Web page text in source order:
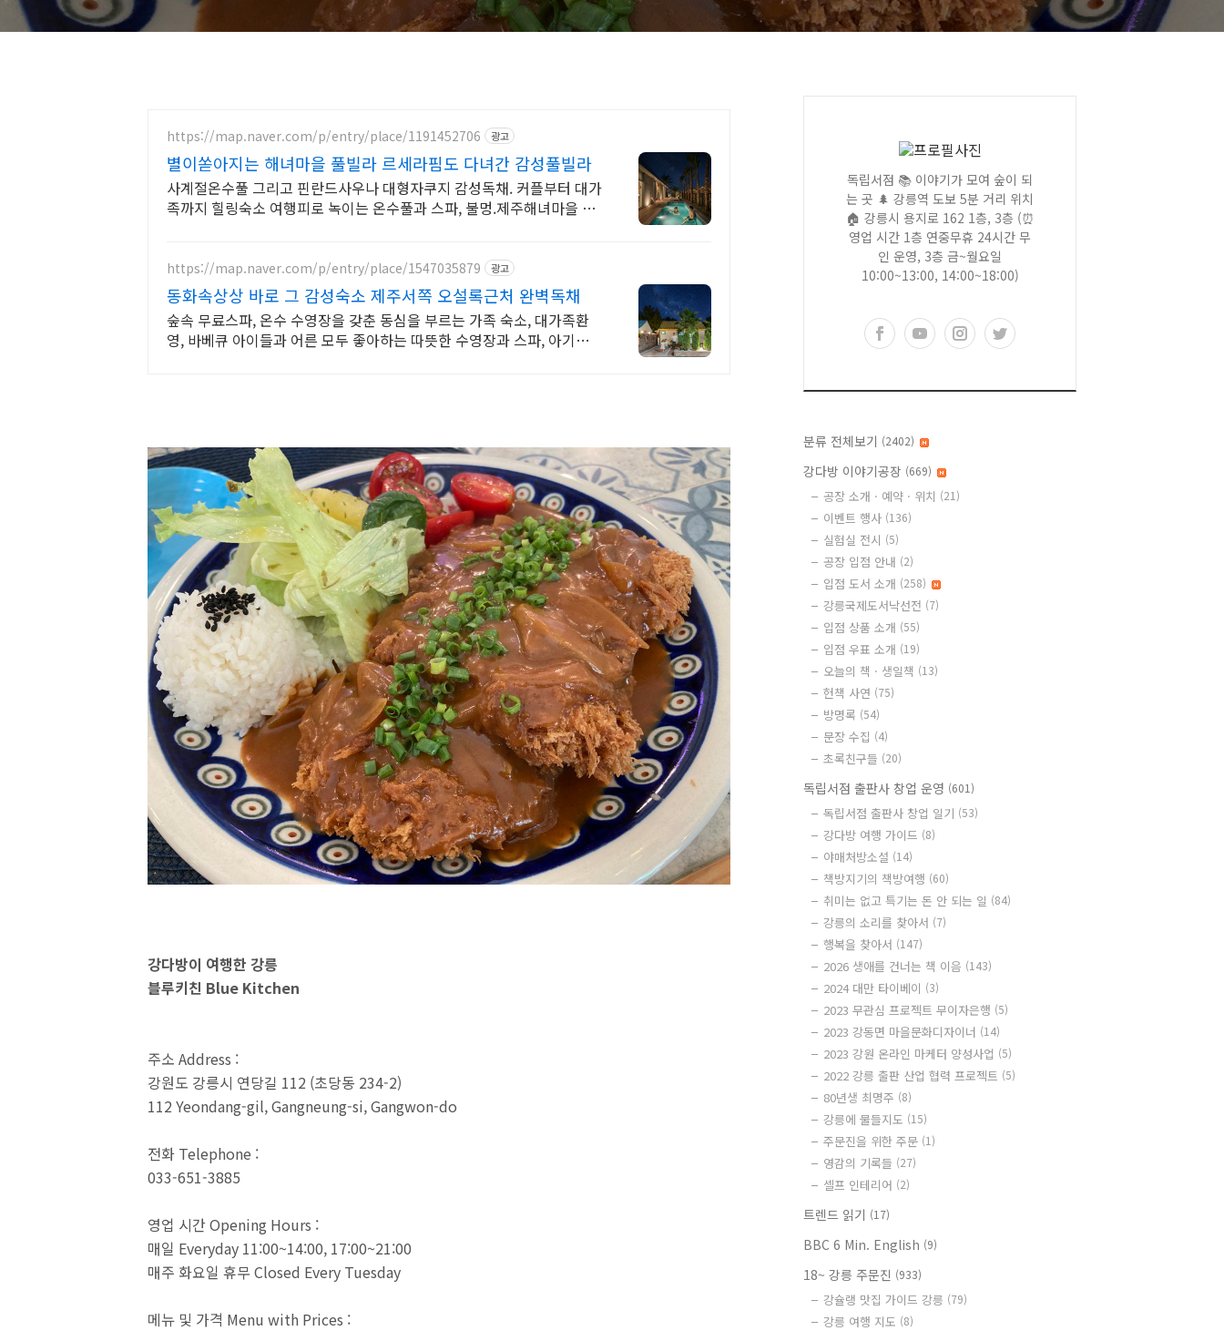
https://map.naver.com/p/entry/place/1191452706 광고
별이쏟아지는 해녀마을 풀빌라 르세라핌도 다녀간 감성풀빌라
사계절온수풀 그리고 핀란드사우나 대형자쿠지 감성독채. 커플부터 대가
족까지 힐링숙소 여행피로 녹이는 온수풀과 스파, 불멍.제주해녀마을 돌
https://map.naver.com/p/entry/place/1547035879 광고
동화속상상 바로 그 감성숙소 제주서쪽 오설록근처 완벽독채
숲속 무료스파, 온수 수영장을 갖춘 동심을 부르는 가족 숙소, 대가족환
영, 바베큐 아이들과 어른 모두 좋아하는 따뜻한 수영장과 스파, 아기용
강다방이 여행한 강릉
블루키친 Blue Kitchen
주소 Address :
강원도 강릉시 연당길 112 (초당동 234-2)
112 Yeondang-gil, Gangneung-si, Gangwon-do
전화 Telephone :
033-651-3885
영업 시간 Opening Hours :
매일 Everyday 11:00~14:00, 17:00~21:00
매주 화요일 휴무 Closed Every Tuesday
메뉴 및 가격 Menu with Prices :
독립서점 📚 이야기가 모여 숲이 되
는 곳 🌲 강릉역 도보 5분 거리 위치
🏠 강릉시 용지로 162 1층, 3층 (⏰
영업 시간 1층 연중무휴 24시간 무
인 운영, 3층 금~월요일
10:00~13:00, 14:00~18:00)
분류 전체보기 (2402)
강다방 이야기공장 (669)
공장 소개 · 예약 · 위치 (21)
이벤트 행사 (136)
실험실 전시 (5)
공장 입점 안내 (2)
입점 도서 소개 (258)
강릉국제도서낙선전 (7)
입점 상품 소개 (55)
입점 우표 소개 (19)
오늘의 책 · 생일책 (13)
헌책 사연 (75)
방명록 (54)
문장 수집 (4)
초록친구들 (20)
독립서점 출판사 창업 운영 (601)
독립서점 출판사 창업 일기 (53)
강다방 여행 가이드 (8)
야매처방소설 (14)
책방지기의 책방여행 (60)
취미는 없고 특기는 돈 안 되는 일 (84)
강릉의 소리를 찾아서 (7)
행복을 찾아서 (147)
2026 생애를 건너는 책 이음 (143)
2024 대만 타이베이 (3)
2023 무관심 프로젝트 무이자은행 (5)
2023 강동면 마을문화디자이너 (14)
2023 강원 온라인 마케터 양성사업 (5)
2022 강릉 출판 산업 협력 프로젝트 (5)
80년생 최명주 (8)
강릉에 물들지도 (15)
주문진을 위한 주문 (1)
영감의 기록들 (27)
셀프 인테리어 (2)
트렌드 읽기 (17)
BBC 6 Min. English (9)
18~ 강릉 주문진 (933)
강슐랭 맛집 가이드 강릉 (79)
강릉 여행 지도 (8)